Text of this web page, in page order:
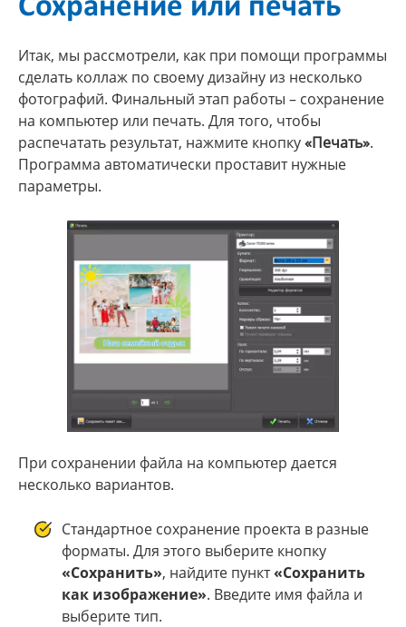
Сохранение или печать
Итак, мы рассмотрели, как при помощи программы
сделать коллаж по своему дизайну из несколько
фотографий. Финальный этап работы – сохранение
на компьютер или печать. Для того, чтобы
распечатать результат, нажмите кнопку«Печать».
Программа автоматически проставит нужные
параметры.
При сохранении файла на компьютер дается
несколько вариантов.
Стандартное сохранение проекта в разные
форматы. Для этого выберите кнопку
«Сохранить», найдите пункт«Сохранить
как изображение». Введите имя файла и
выберите тип.